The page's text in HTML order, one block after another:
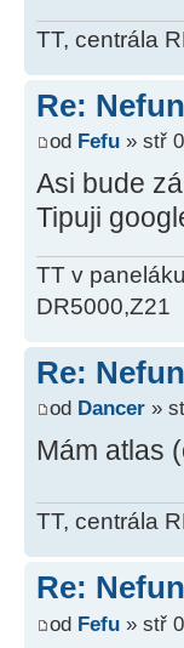
TT, centrála
Re:
od Fefu » stř
Asi bude
Tipuji
TT v
DR5000,Z21
Re:
od Dancer »
Mám atlas
TT, centrála
Re:
od Fefu » stř